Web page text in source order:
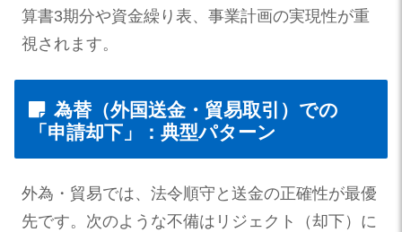
算書3期分や資金繰り表、事業計画の実現性が重
視されます。
為替（外国送金・貿易取引）での
「申請却下」：典型パターン
外為・貿易では、法令順守と送金の正確性が最優
先です。次のような不備はリジェクト（却下）に